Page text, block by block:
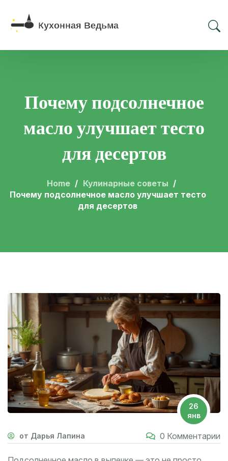
Почему подсолнечное
масло улучшает тесто
для десертов
Home
Кулинарные советы
Почему подсолнечное масло улучшает тесто
для десертов
26
янв
от Дарья Лапина 0 Комментарии